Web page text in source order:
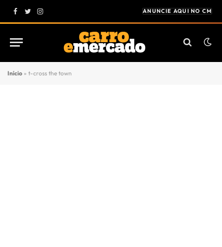
Facebook
Twitter
Instagram
ANUNCIE AQUI NO CM
Início » t-cross the town